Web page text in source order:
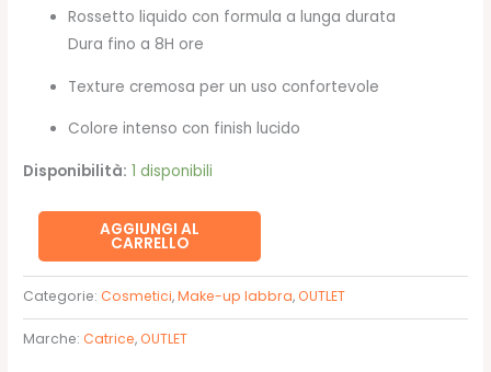
prezzo
originale
era:
5,29€.
prezzo
attuale
è:
3,70€.
Rossetto liquido con formula a lunga durata
Dura fino a 8H ore
Texture cremosa per un uso confortevole
Colore intenso con finish lucido
Disponibilità: 1 disponibili
Shine
Bomb
070
AGGIUNGI AL
CARRELLO
Categorie:Cosmetici,Make-up labbra,OUTLET
Marche:Catrice,OUTLET